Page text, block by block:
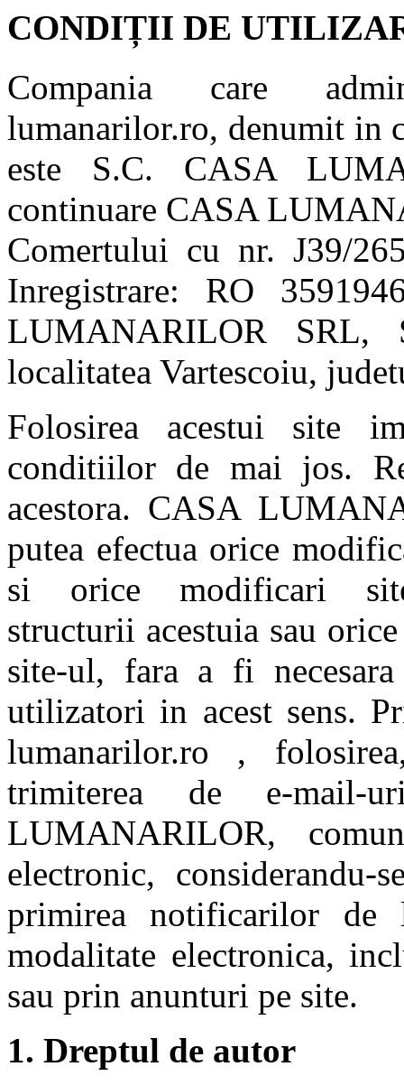
CONDIȚII DE
Compania care
lumanarilor.ro, denumit in
este S.C. CASA
continuare CASA
Comertului cu nr. J39/
Inregistrare: RO
LUMANARILOR
localitatea Vartescoiu,
Folosirea acestui site
conditiilor de mai jos.
acestora. CASA
putea efectua orice
si orice modificari site-
structurii acestuia sau
site-ul, fara a fi
utilizatori in acest sens.
lumanarilor.ro ,
trimiterea de e-mail-
LUMANARILOR,
electronic,
primirea notificarilor
modalitate electronica,
sau prin anunturi pe site.
1. Dreptul de autor